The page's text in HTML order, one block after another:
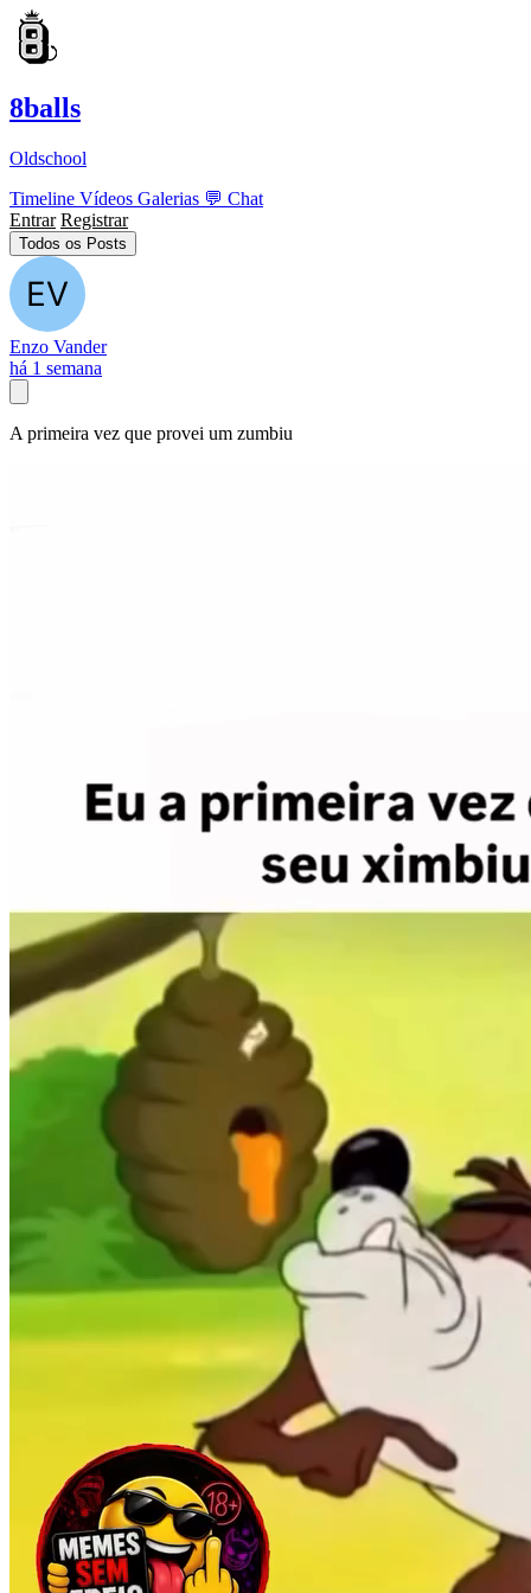
8balls
Oldschool
Timeline Vídeos Galerias 💬 Chat
Entrar Registrar
Todos os Posts
Enzo Vander
há 1 semana
A primeira vez que provei um zumbiu